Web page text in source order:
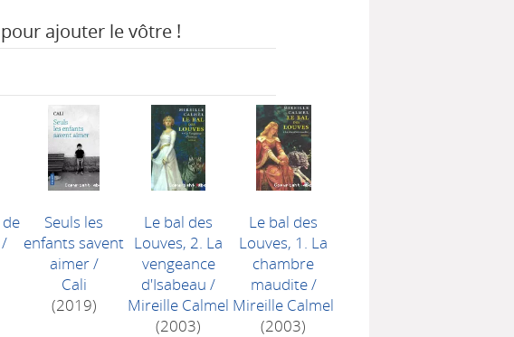
ajouter le vôtre !
/
Seuls les
enfants savent
aimer/
Cali
(2019)
Le bal des
Louves, 2. La
vengeance
d'Isabeau /
Mireille Calmel
(2003)
Le bal des
Louves, 1. La
chambre
maudite/
Mireille Calmel
(2003)